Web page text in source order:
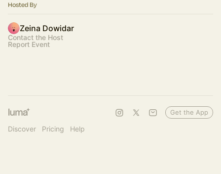
Hosted By
Zeina Dowidar
Contact the Host
Report Event
Discover Pricing Help
Get the App